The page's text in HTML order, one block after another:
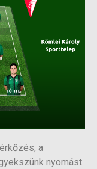
a
nyomást